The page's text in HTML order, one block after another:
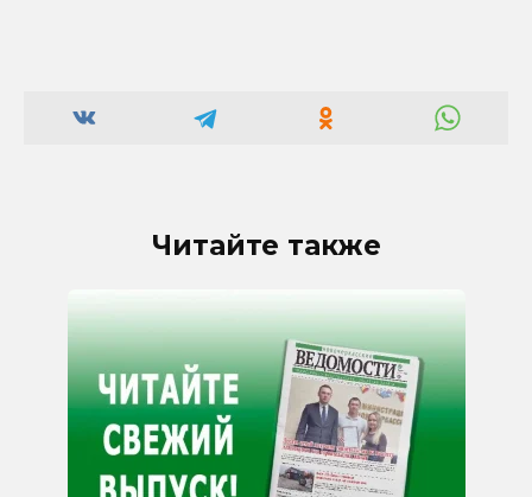
Читайте также